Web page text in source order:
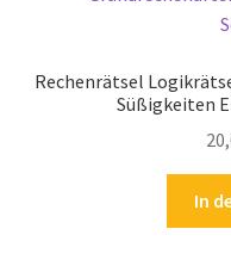
Kasse
Rechenrätsel
Süßigkeiten
In